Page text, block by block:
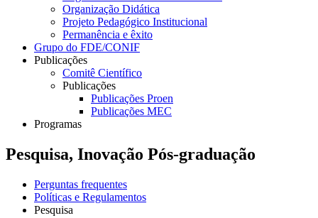
Organização Didática
Projeto Pedagógico Institucional
Permanência e êxito
Grupo do FDE/CONIF
Publicações
Comitê Científico
Publicações
Publicações Proen
Publicações MEC
Programas
Pesquisa, Inovação Pós-graduação
Perguntas frequentes
Políticas e Regulamentos
Pesquisa